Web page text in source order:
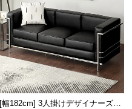
[幅182cm] 3人掛けデザイナーズソ